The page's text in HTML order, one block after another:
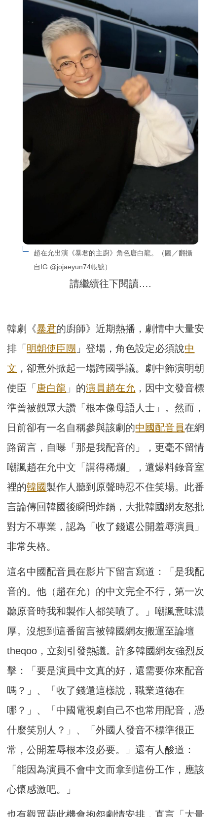
趙在允出演《暴君的主廚》角色唐白龍。（圖／翻攝
自IG @jojaeyun74帳號）
請繼續往下閱讀….
韓劇《暴君的廚師》近期熱播，劇情中大量安
排「 明朝使臣團 」登場，角色設定必須說中
文 ，卻意外掀起一場跨國爭議。劇中飾演明朝
使臣「 唐白龍 」的演員趙在允 ，因中文發音標
準曾被觀眾大讚「根本像母語人士」。然而，
日前卻有一名自稱參與該劇的中國配音員在網
路留言，自曝「那是我配音的」，更毫不留情
嘲諷趙在允中文「講得稀爛」，還爆料錄音室
裡的韓國製作人聽到原聲時忍不住笑場。此番
言論傳回韓國後瞬間炸鍋，大批韓國網友怒批
對方不專業，認為「收了錢還公開羞辱演員」
非常失格。
這名中國配音員在影片下留言寫道：「是我配
音的。他（趙在允）的中文完全不行，第一次
聽原音時我和製作人都笑噴了。」嘲諷意味濃
厚。沒想到這番留言被韓國網友搬運至論壇
theqoo，立刻引發熱議。許多韓國網友強烈反
擊：「要是演員中文真的好，還需要你來配音
嗎？」、「收了錢還這樣說，職業道德在
哪？」、「中國電視劇自己不也常用配音，憑
什麼笑別人？」、「外國人發音不標準很正
常，公開羞辱根本沒必要。」還有人酸道：
「能因為演員不會中文而拿到這份工作，應該
心懷感激吧。」
也有觀眾藉此機會抱怨劇情安排，直言「大量